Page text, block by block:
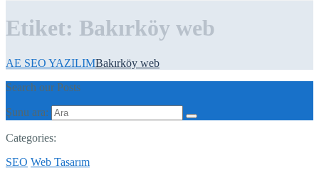
Etiket: Bakırköy web
AE SEO YAZILIMBakırköy web
Search our Posts
Şunu ara:
Categories:
SEO Web Tasarım